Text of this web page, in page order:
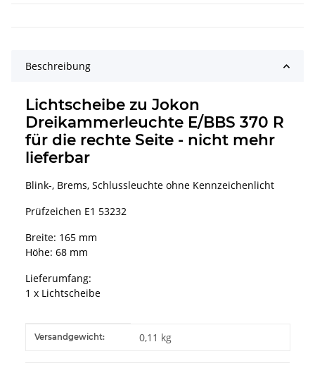
Beschreibung
Lichtscheibe zu Jokon
Dreikammerleuchte E/BBS 370 R
für die rechte Seite - nicht mehr
lieferbar
Blink-, Brems, Schlussleuchte ohne Kennzeichenlicht
Prüfzeichen E1 53232
Breite: 165 mm
Höhe: 68 mm
Lieferumfang:
1 x Lichtscheibe
Produkteigenschaft
Wert
Versandgewicht: 0,11 kg